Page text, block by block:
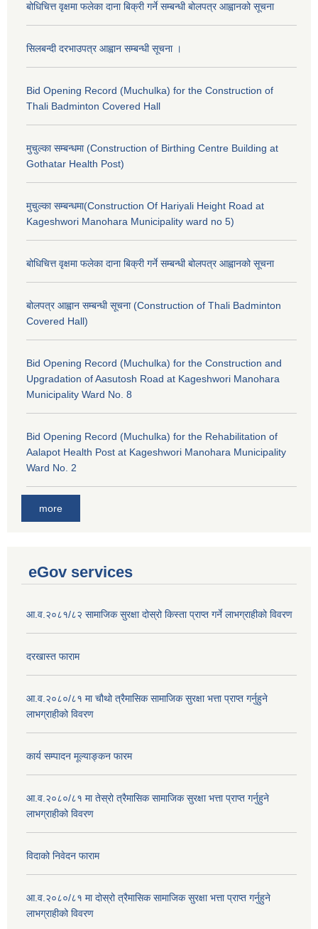
बोधिचित्त वृक्षमा फलेका दाना बिक्री गर्ने सम्बन्धी बोलपत्र आह्वानको सूचना
सिलबन्दी दरभाउपत्र आह्वान सम्बन्धी सूचना ।
Bid Opening Record (Muchulka) for the Construction of
Thali Badminton Covered Hall
मुचुल्का सम्बन्धमा (Construction of Birthing Centre Building at
Gothatar Health Post)
मुचुल्का सम्बन्धमा(Construction Of Hariyali Height Road at
Kageshwori Manohara Municipality ward no 5)
बोधिचित्त वृक्षमा फलेका दाना बिक्री गर्ने सम्बन्धी बोलपत्र आह्वानको सूचना
बोलपत्र आह्वान सम्बन्धी सूचना (Construction of Thali Badminton
Covered Hall)
Bid Opening Record (Muchulka) for the Construction and
Upgradation of Aasutosh Road at Kageshwori Manohara
Municipality Ward No. 8
Bid Opening Record (Muchulka) for the Rehabilitation of
Aalapot Health Post at Kageshwori Manohara Municipality
Ward No. 2
more
eGov services
आ.व.२०८१/८२ सामाजिक सुरक्षा दोस्रो किस्ता प्राप्त गर्ने लाभग्राहीको विवरण
दरखास्त फाराम
आ.व.२०८०/८१ मा चौथो त्रैमासिक सामाजिक सुरक्षा भत्ता प्राप्त गर्नुहुने
लाभग्राहीको विवरण
कार्य सम्पादन मूल्याङ्कन फारम
आ.व.२०८०/८१ मा तेस्रो त्रैमासिक सामाजिक सुरक्षा भत्ता प्राप्त गर्नुहुने
लाभग्राहीको विवरण
विदाको निवेदन फाराम
आ.व.२०८०/८१ मा दोस्रो त्रैमासिक सामाजिक सुरक्षा भत्ता प्राप्त गर्नुहुने
लाभग्राहीको विवरण